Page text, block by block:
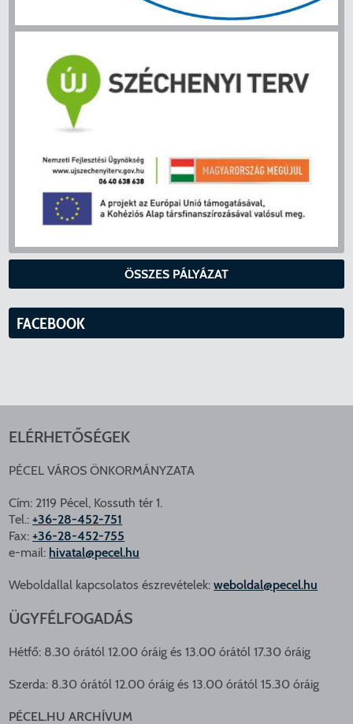
ÖSSZES PÁLYÁZAT
FACEBOOK
ELÉRHETŐSÉGEK
PÉCEL VÁROS ÖNKORMÁNYZATA
Cím: 2119 Pécel, Kossuth tér 1.
Tel.:+36-28-452-751
Fax:+36-28-452-755
e-mail: hivatal@pecel.hu
Weboldallal kapcsolatos észrevételek:weboldal@pecel.hu
ÜGYFÉLFOGADÁS
Hétfő: 8.30 órától 12.00 óráig és 13.00 órától 17.30 óráig
Szerda: 8.30 órától 12.00 óráig és 13.00 órától 15.30 óráig
PÉCEL.HU ARCHÍVUM